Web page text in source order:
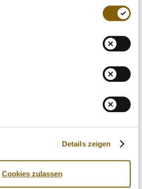
Details zeigen
Cookies zulassen